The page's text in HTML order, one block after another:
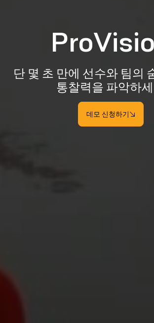
단 몇 초 만에 선수와 팀의
통찰력을 파악하
데모 신청하기